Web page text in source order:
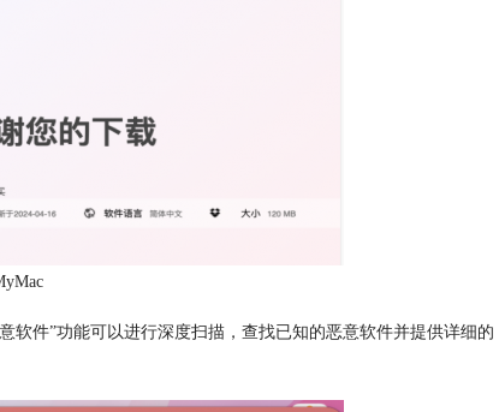
软件”功能可以进行深度扫描，查找已知的恶意软件并提供详细的